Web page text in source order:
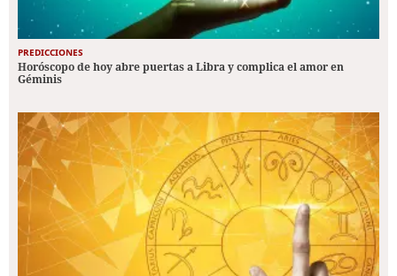
PREDICCIONES
Horóscopo de hoy abre puertas a Libra y complica el amor en
Géminis